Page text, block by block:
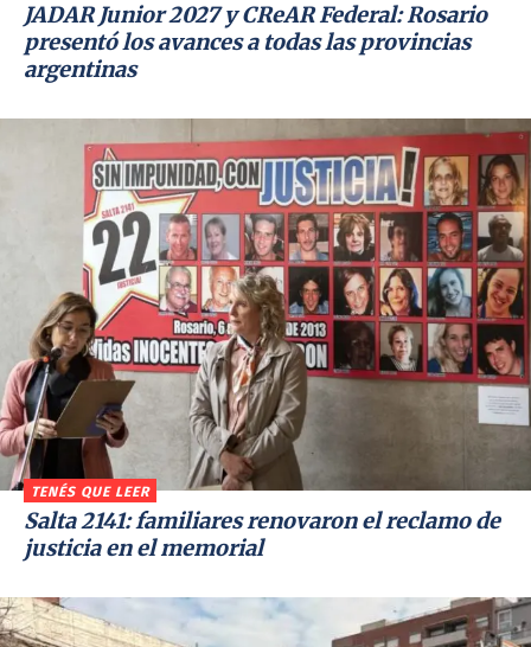
JADAR Junior 2027 y CReAR Federal: Rosario
presentó los avances a todas las provincias
argentinas
TENÉS QUE LEER
Salta 2141: familiares renovaron el reclamo de
justicia en el memorial